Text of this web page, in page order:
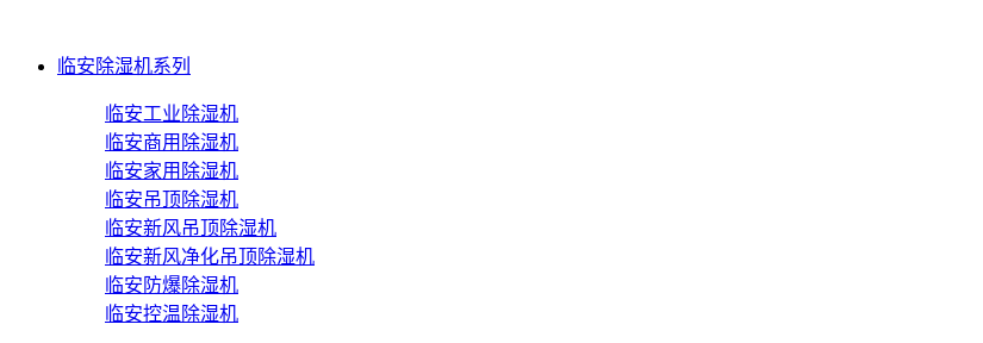
临安除湿机系列
临安工业除湿机
临安商用除湿机
临安家用除湿机
临安吊顶除湿机
临安新风吊顶除湿机
临安新风净化吊顶除湿机
临安防爆除湿机
临安控温除湿机